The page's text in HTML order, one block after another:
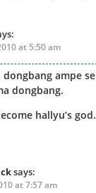
at 5:50 am
ampe
dongbang.
hallyu’s
says:
at 7:57 am